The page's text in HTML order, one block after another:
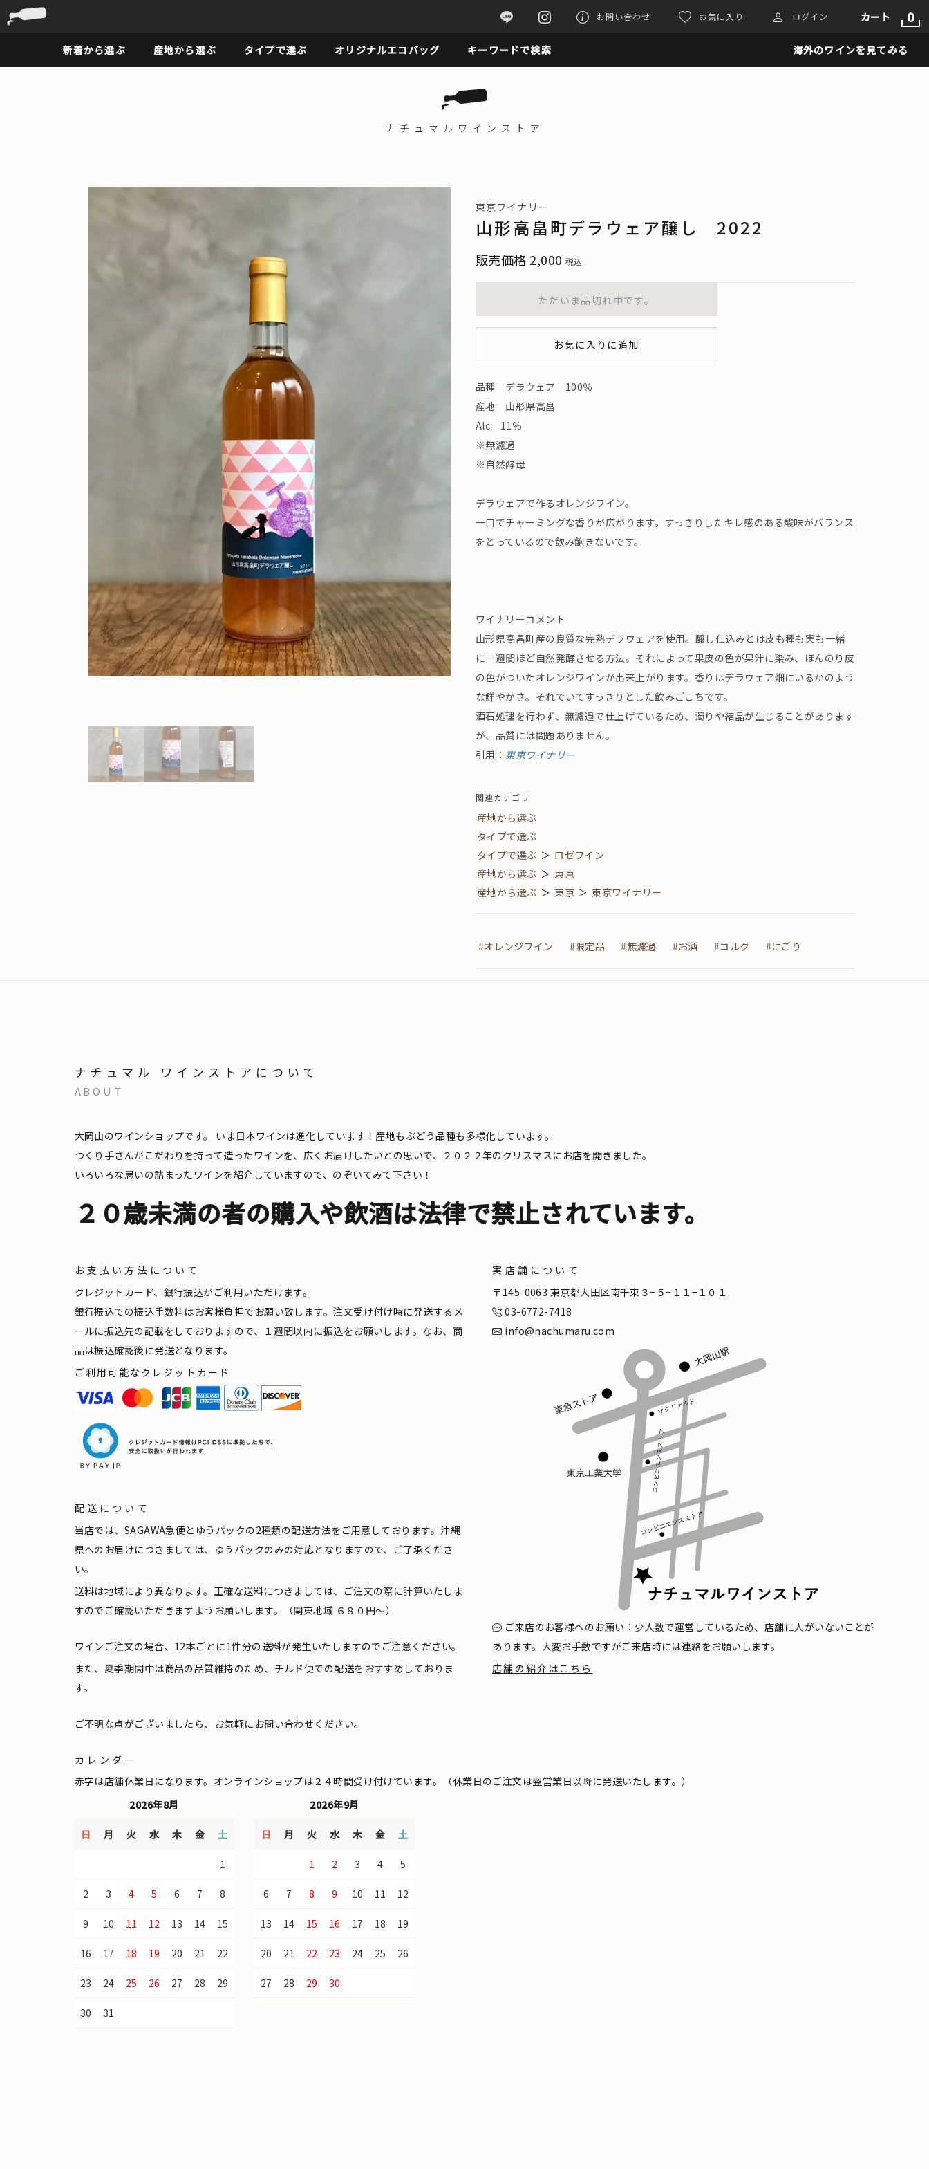
お問い合わせ お気に入り ログイン カート 0
新着から選ぶ 産地から選ぶ タイプで選ぶ オリジナルエコバッグ キーワードで検索 海外のワインを見てみる
ナチュマル ワインストア
東京ワイナリー
山形高畠町デラウェア醸し 2022
販売価格 2,000 税込
ただいま品切れ中です。
お気に入りに追加
品種 デラウェア 100％
産地 山形県高畠
Alc 11％
※無濾過
※自然酵母
デラウェアで作るオレンジワイン。
一口でチャーミングな香りが広がります。すっきりしたキレ感のある酸味がバランス
をとっているので飲み飽きないです。
ワイナリーコメント
山形県高畠町産の良質な完熟デラウェアを使用。醸し仕込みとは皮も種も実も一緒
に一週間ほど自然発酵させる方法。それによって果皮の色が果汁に染み、ほんのり皮
の色がついたオレンジワインが出来上がります。香りはデラウェア畑にいるかのよう
な鮮やかさ。それでいてすっきりとした飲みごこちです。
酒石処理を行わず、無濾過で仕上げているため、濁りや結晶が生じることがあります
が、品質には問題ありません。
引用： 東京ワイナリー
関連カテゴリ
産地から選ぶ
タイプで選ぶ
タイプで選ぶ ＞ ロゼワイン
産地から選ぶ ＞ 東京
産地から選ぶ ＞ 東京 ＞ 東京ワイナリー
#オレンジワイン #限定品 #無濾過 #お酒 #コルク #にごり
ナチュマル ワインストアについて
ABOUT
大岡山のワインショップです。
いま日本ワインは進化しています！産地もぶどう品種も多様化しています。
つくり手さんがこだわりを持って造ったワインを、広くお届けしたいとの思いで、２０２２年のクリスマスにお店を開きました。
いろいろな思いの詰まったワインを紹介していますので、のぞいてみて下さい！
２０歳未満の者の購入や飲酒は法律で禁止されています。
お支払い方法について
クレジットカード、銀行振込がご利用いただけます。
銀行振込での振込手数料はお客様負担でお願い致します。注文受け付け時に発送するメ
ールに振込先の記載をしておりますので、１週間以内に振込をお願いします。なお、商
品は振込確認後に発送となります。
ご利用可能なクレジットカード
配送について
当店では、SAGAWA急便とゆうパックの2種類の配送方法をご用意しております。沖縄
県へのお届けにつきましては、ゆうパックのみの対応となりますので、ご了承くださ
い。
送料は地域により異なります。正確な送料につきましては、ご注文の際に計算いたしま
すのでご確認いただきますようお願いします。（関東地域 ６８０円〜）
ワインご注文の場合、12本ごとに1件分の送料が発生いたしますのでご注意ください。
また、夏季期間中は商品の品質維持のため、チルド便での配送をおすすめしておりま
す。
ご不明な点がございましたら、お気軽にお問い合わせください。
実店舗について
〒145-0063 東京都大田区南千束３−５−１１−１０１
03-6772-7418
info@nachumaru.com
ご来店のお客様へのお願い：少人数で運営しているため、店舗に人がいないことが
あります。大変お手数ですがご来店時には連絡をお願いします。
店舗の紹介はこちら
カレンダー
赤字は店舗休業日になります。オンラインショップは２４時間受け付けています。（休業日のご注文は翌営業日以降に発送いたします。）
2026年8月
日 月 火 水 木 金 土
1
2 3 4 5 6 7 8
9 10 11 12 13 14 15
16 17 18 19 20 21 22
23 24 25 26 27 28 29
30 31
2026年9月
日 月 火 水 木 金 土
1 2 3 4 5
6 7 8 9 10 11 12
13 14 15 16 17 18 19
20 21 22 23 24 25 26
27 28 29 30